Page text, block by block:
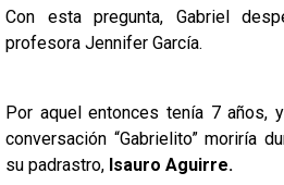
Con esta pregunta, Gabriel
profesora Jennifer García.
Por aquel entonces tenía 7 años,
conversación “Gabrielito” moriría
su padrastro, Isauro Aguirre.